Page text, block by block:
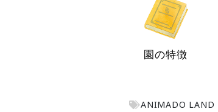
園の特徴
ANIMADO LAND